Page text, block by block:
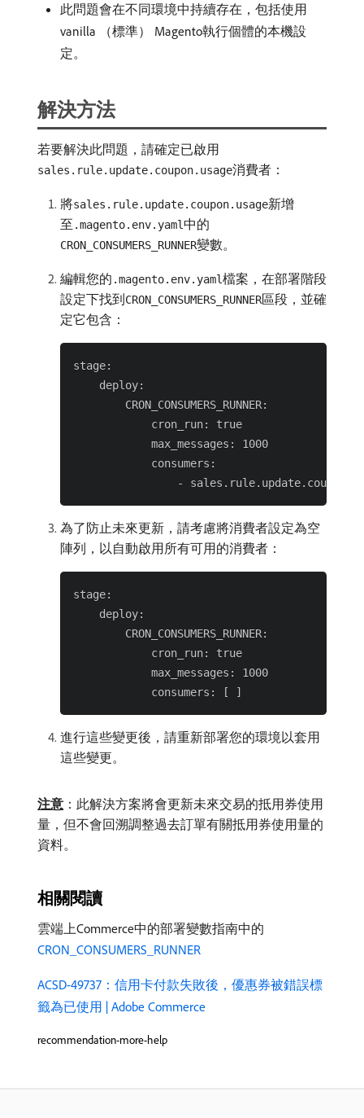
此問題會在不同環境中持續存在，包括使用
vanilla （標準） Magento執行個體的本機設
定。
解決方法
若要解決此問題，請確定已啟用
sales.rule.update.coupon.usage消費者：
將sales.rule.update.coupon.usage新增
至 .magento.env.yaml中的
CRON_CONSUMERS_RUNNER變數。
編輯您的 .magento.env.yaml檔案，在部署階段
設定下找到CRON_CONSUMERS_RUNNER區段，並確
定它包含：
stage:
    deploy:
        CRON_CONSUMERS_RUNNER:
            cron_run: true
            max_messages: 1000
            consumers:
為了防止未來更新，請考慮將消費者設定為空
陣列，以自動啟用所有可用的消費者：
stage:
    deploy:
        CRON_CONSUMERS_RUNNER:
            cron_run: true
            max_messages: 1000
進行這些變更後，請重新部署您的環境以套用
這些變更。
注意 ：此解決方案將會更新未來交易的抵用券使用
量，但不會回溯調整過去訂單有關抵用券使用量的
資料。
相關閱讀
雲端上Commerce中的部署變數指南中的
CRON_CONSUMERS_RUNNER
ACSD-49737：信用卡付款失敗後，優惠券被錯誤標
籤為已使用 | Adobe Commerce
recommendation-more-help